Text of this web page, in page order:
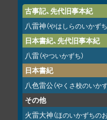
古事記、先代旧事本紀
八雷神（やはしらのいかず
日本書紀、先代旧事本紀
八雷（やついかずち）
日本書紀
八色雷公（やくさ校のいか
その他
火雷大神（ほのいかずちの